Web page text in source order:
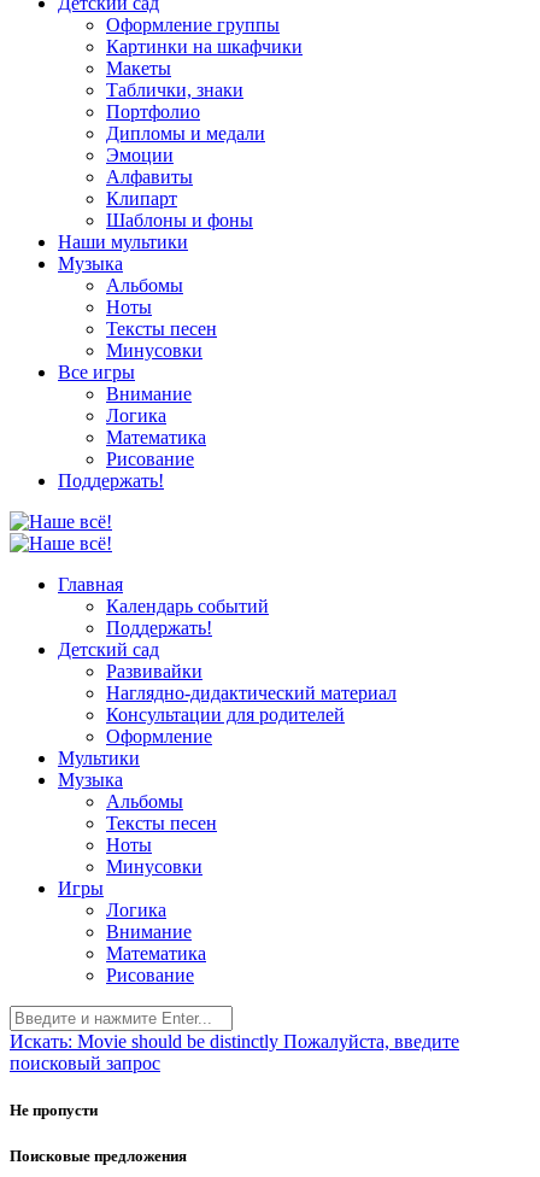
Оформление группы
Картинки на шкафчики
Макеты
Таблички, знаки
Портфолио
Дипломы и медали
Эмоции
Алфавиты
Клипарт
Шаблоны и фоны
Наши мультики
Музыка
Альбомы
Ноты
Тексты песен
Минусовки
Все игры
Внимание
Логика
Математика
Рисование
Поддержать!
Главная
Календарь событий
Поддержать!
Детский сад
Развивайки
Наглядно-дидактический материал
Консультации для родителей
Оформление
Мультики
Музыка
Альбомы
Тексты песен
Ноты
Минусовки
Игры
Логика
Внимание
Математика
Рисование
Искать: Movie should be distinctly Пожалуйста, введите
поисковый запрос
Не пропусти
Поисковые предложения